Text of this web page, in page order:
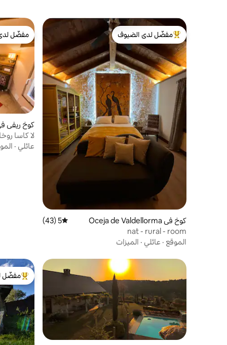
من أبرز البيوت المفضّلة لدى الضيوف
مفضّل لدى الضيوف
كوخ في Oceja de Valdellorma متوسط التقييم 5 من 5، 43 مراجعات
5 (43)
nat - rural - room
الموقع · عائلي · الميزات
مفضّل
مفضّل
linos
لا كاسا روخا
عائلي ·
من أبرز
مفضّل